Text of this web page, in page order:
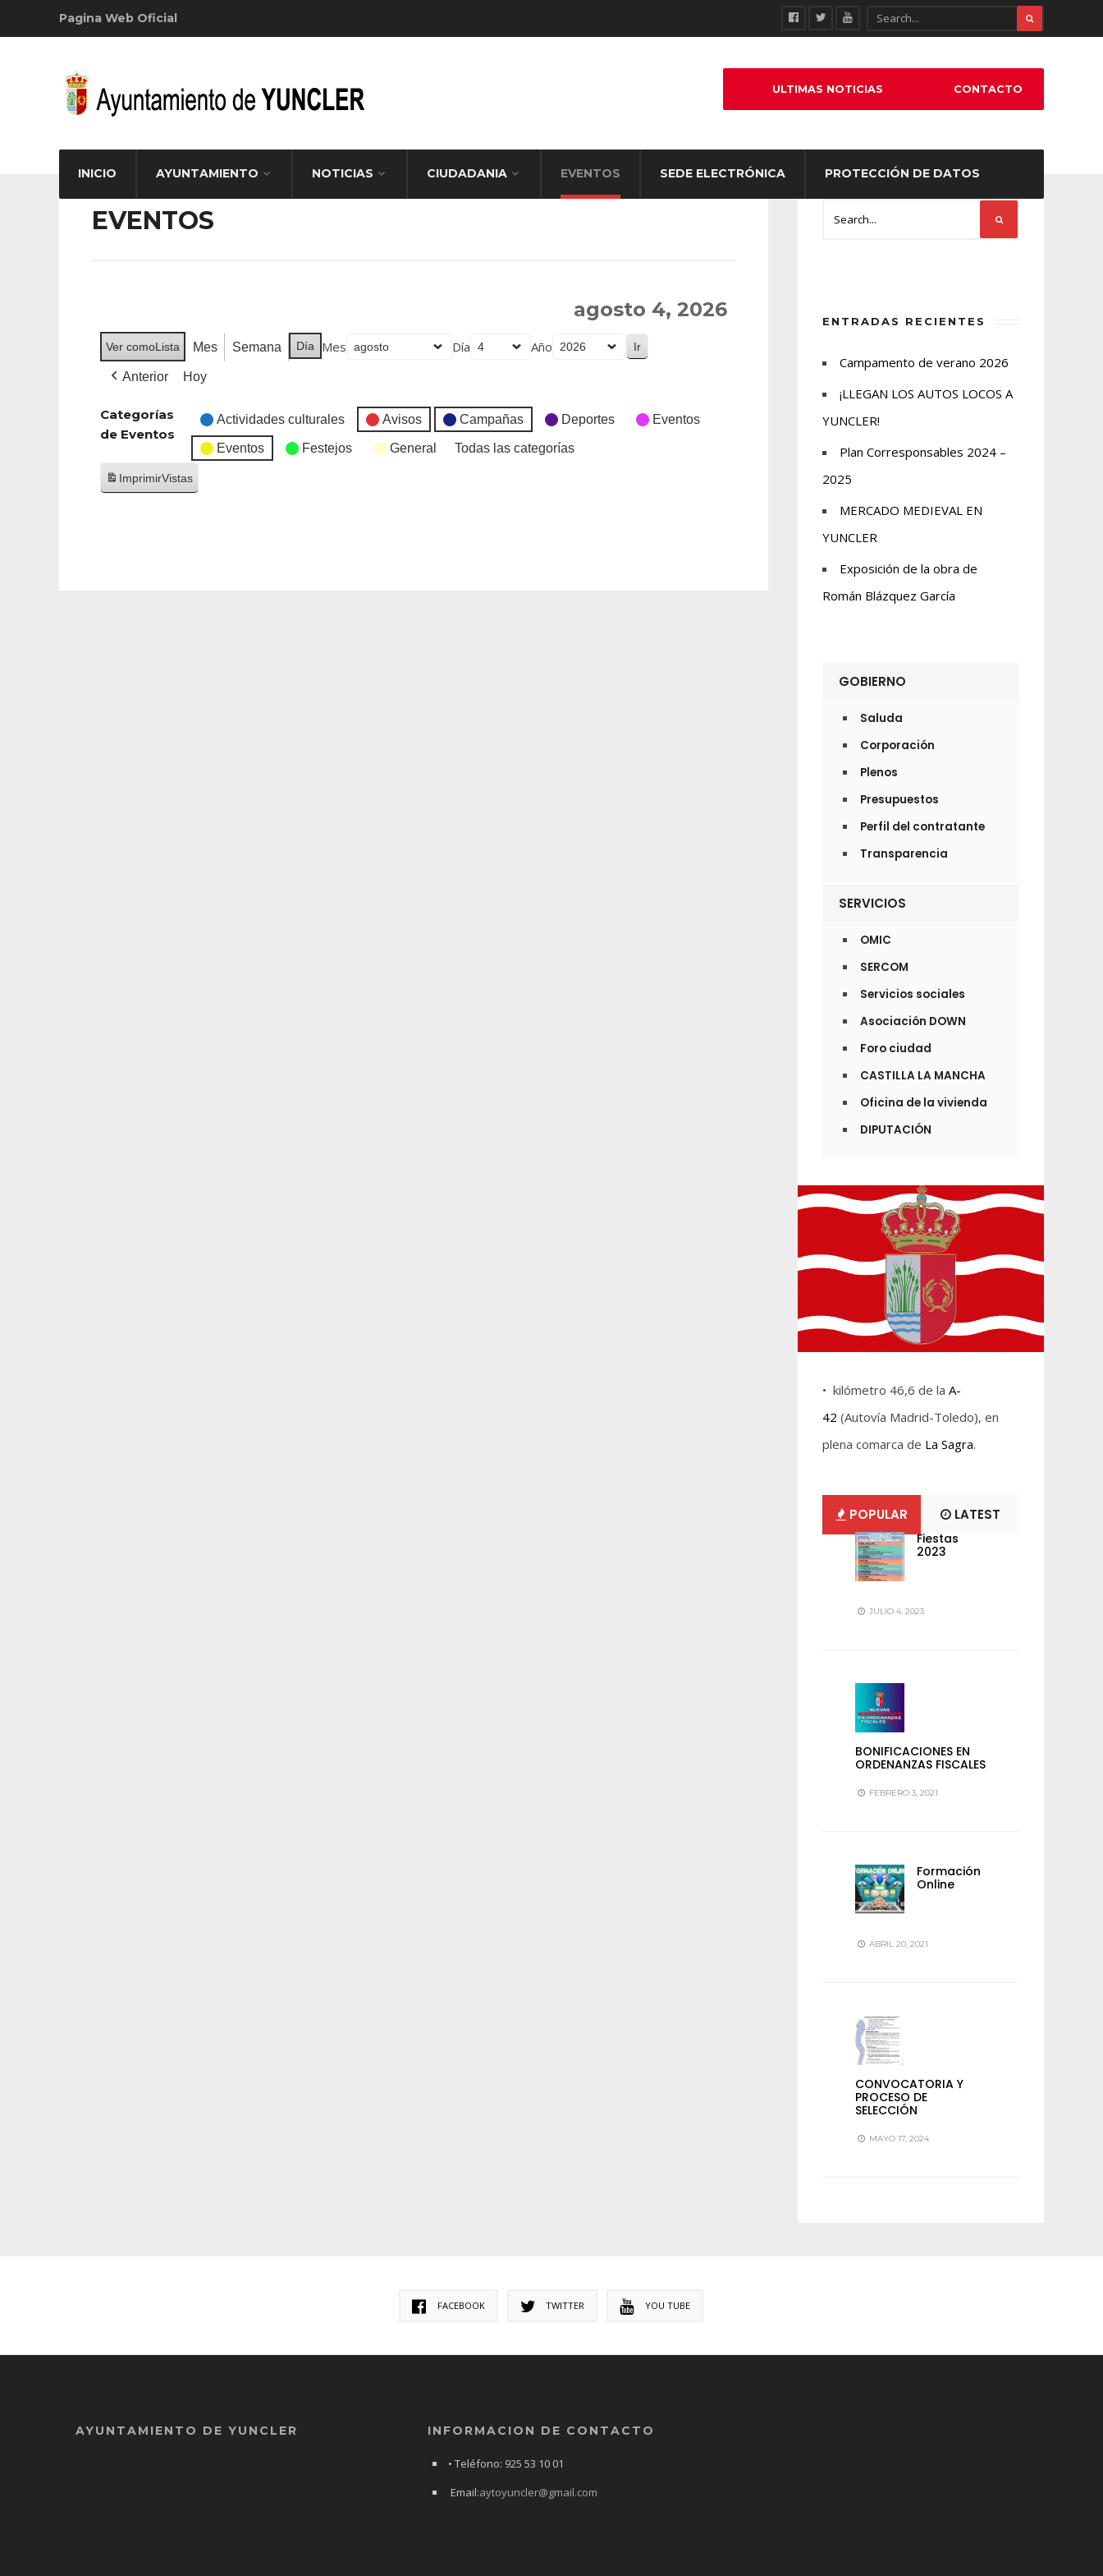
Pagina Web Oficial
INICIO AYUNTAMIENTO NOTICIAS CIUDADANIA EVENTOS SEDE ELECTRÓNICA PROTECCIÓN DE DATOS
ULTIMAS NOTICIAS CONTACTO
EVENTOS
agosto 4, 2026
Ver comoLista Mes Semana Día Mes Día Año
Anterior Hoy
Categorías
de Eventos
Actividades culturales Avisos Campañas Deportes Eventos
Eventos Festejos General Todas las categorías
ImprimirVistas
ENTRADAS RECIENTES
Campamento de verano 2026
¡LLEGAN LOS AUTOS LOCOS A
YUNCLER!
Plan Corresponsables 2024 –
2025
MERCADO MEDIEVAL EN
YUNCLER
Exposición de la obra de
Román Blázquez García
GOBIERNO
Saluda
Corporación
Plenos
Presupuestos
Perfil del contratante
Transparencia
SERVICIOS
OMIC
SERCOM
Servicios sociales
Asociación DOWN
Foro ciudad
CASTILLA LA MANCHA
Oficina de la vivienda
DIPUTACIÓN
• kilómetro 46,6 de la A-
42 (Autovía Madrid-Toledo), en
plena comarca de La Sagra.
POPULAR LATEST
Fiestas
2023
JULIO 4, 2023
BONIFICACIONES EN
ORDENANZAS FISCALES
FEBRERO 3, 2021
Formación
Online
ABRIL 20, 2021
CONVOCATORIA Y
PROCESO DE
SELECCIÓN
MAYO 17, 2024
FACEBOOK TWITTER YOU TUBE
AYUNTAMIENTO DE YUNCLER INFORMACION DE CONTACTO
• Teléfono: 925 53 10 01
Email:aytoyuncler@gmail.com